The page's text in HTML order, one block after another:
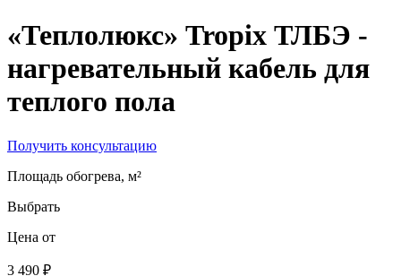
«Теплолюкс» Tropix ТЛБЭ -
нагревательный кабель для
теплого пола
Получить консультацию
Площадь обогрева, м²
Выбрать
Цена от
3 490 ₽